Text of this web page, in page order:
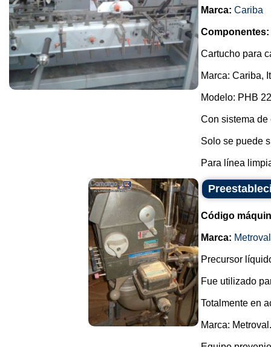
Marca: Cariba
Componentes:
Cartucho para
Marca: Cariba,
Modelo: PHB
Con sistema
Solo se puede
Para línea
Código
Marca: Metroval
Precursor
Fue utilizado
Totalmente en
Marca: Metroval.